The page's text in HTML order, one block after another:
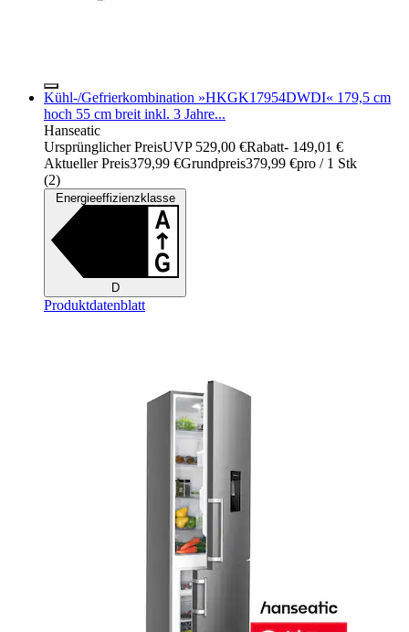
Kühl-/Gefrierkombination »HKGK17954DWDI« 179,5 cm
hoch 55 cm breit inkl. 3 Jahre...
Hanseatic
Ursprünglicher PreisUVP 529,00 €Rabatt- 149,01 €
Aktueller Preis379,99 €Grundpreis379,99 €pro / 1 Stk
(2)
Energieeffizienzklasse
D
Produktdatenblatt